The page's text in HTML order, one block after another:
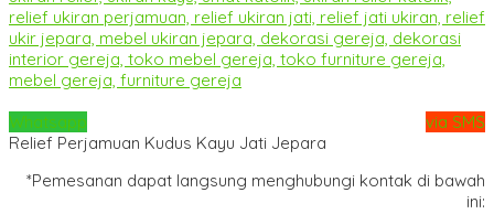
Whatsapp
via SMS
Relief Perjamuan Kudus Kayu Jati Jepara
*Pemesanan dapat langsung menghubungi kontak di bawah
ini: